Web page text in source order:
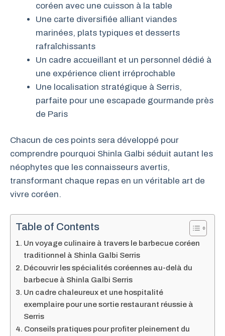
coréen avec une cuisson à la table
Une carte diversifiée alliant viandes
marinées, plats typiques et desserts
rafraîchissants
Un cadre accueillant et un personnel dédié à
une expérience client irréprochable
Une localisation stratégique à Serris,
parfaite pour une escapade gourmande près
de Paris
Chacun de ces points sera développé pour
comprendre pourquoi Shinla Galbi séduit autant les
néophytes que les connaisseurs avertis,
transformant chaque repas en un véritable art de
vivre coréen.
Table of Contents
Un voyage culinaire à travers le barbecue coréen
traditionnel à Shinla Galbi Serris
Découvrir les spécialités coréennes au-delà du
barbecue à Shinla Galbi Serris
Un cadre chaleureux et une hospitalité
exemplaire pour une sortie restaurant réussie à
Serris
Conseils pratiques pour profiter pleinement du